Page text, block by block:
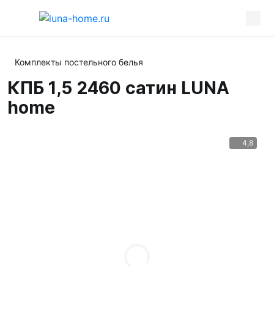
Комплекты постельного белья
КПБ 1,5 2460 сатин LUNA
home
4,8